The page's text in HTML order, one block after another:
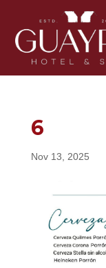
6
Nov 13, 2025